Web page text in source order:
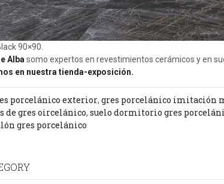
90×90.
Alba somo expertos en revestimientos cerámicos y en
en nuestra tienda-exposición.
porcelánico exterior, gres porcelánico imitación
de gres oircelánico, suelo dormitorio gres
gres porcelánico